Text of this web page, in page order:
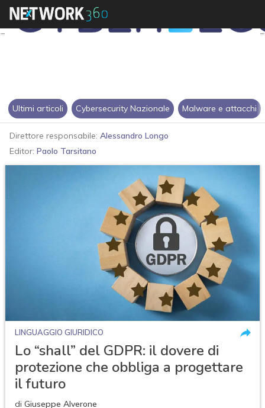
Ultimi articoli Cybersecurity Nazionale Malware e attacchi
Direttore responsabile: Alessandro Longo
Editor: Paolo Tarsitano
LINGUAGGIO GIURIDICO
Lo “shall” del GDPR: il dovere di
protezione che obbliga a progettare
il futuro
di Giuseppe Alverone